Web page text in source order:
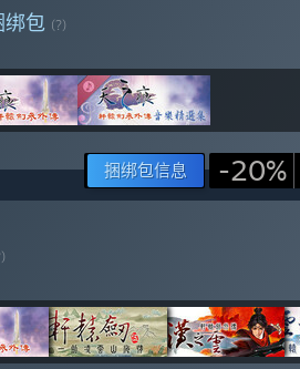
绑包 (?)
捆绑包信息 -20%